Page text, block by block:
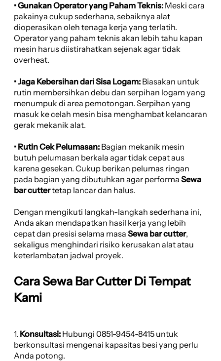
• Gunakan Operator yang Paham Teknis: Meski cara
pakainya cukup sederhana, sebaiknya alat
dioperasikan oleh tenaga kerja yang terlatih.
Operator yang paham teknis akan lebih tahu kapan
mesin harus diistirahatkan sejenak agar tidak
overheat.
• Jaga Kebersihan dari Sisa Logam: Biasakan untuk
rutin membersihkan debu dan serpihan logam yang
menumpuk di area pemotongan. Serpihan yang
masuk ke celah mesin bisa menghambat kelancaran
gerak mekanik alat.
• Rutin Cek Pelumasan: Bagian mekanik mesin
butuh pelumasan berkala agar tidak cepat aus
karena gesekan. Cukup berikan pelumas ringan
pada bagian yang dibutuhkan agar performa Sewa
bar cuttertetap lancar dan halus.
Dengan mengikuti langkah-langkah sederhana ini,
Anda akan mendapatkan hasil kerja yang lebih
cepat dan presisi selama masa Sewa bar cutter,
sekaligus menghindari risiko kerusakan alat atau
keterlambatan jadwal proyek.
Cara Sewa Bar Cutter Di Tempat
Kami
1. Konsultasi: Hubungi 0851-9454-8415 untuk
berkonsultasi mengenai kapasitas besi yang perlu
Anda potong.